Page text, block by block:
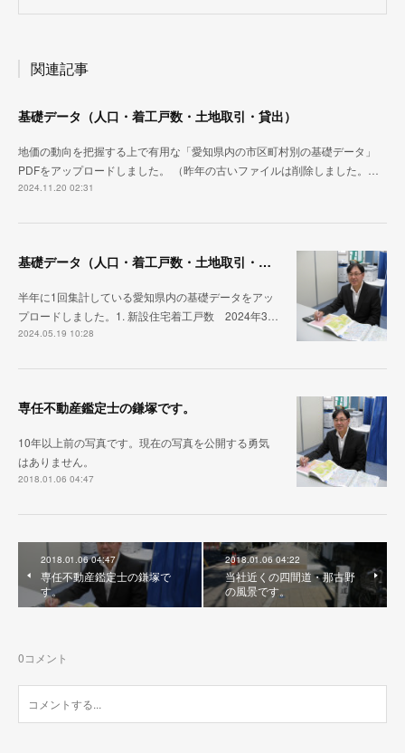
関連記事
基礎データ（人口・着工戸数・土地取引・貸出）
地価の動向を把握する上で有用な「愛知県内の市区町村別の基礎データ」
PDFをアップロードしました。 （昨年の古いファイルは削除しました。…
2024.11.20 02:31
基礎データ（人口・着工戸数・土地取引・銀行貸出）
半年に1回集計している愛知県内の基礎データをアッ
プロードしました。1. 新設住宅着工戸数 2024年3…
2024.05.19 10:28
専任不動産鑑定士の鎌塚です。
10年以上前の写真です。現在の写真を公開する勇気
はありません。
2018.01.06 04:47
2018.01.06 04:47
専任不動産鑑定士の鎌塚で
す。
2018.01.06 04:22
当社近くの四間道・那古野
の風景です。
0コメント